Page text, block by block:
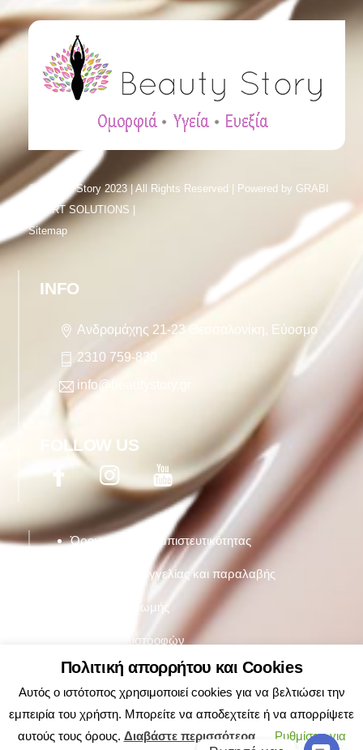
© Beauty Story 2023 | All Rights Reserved | Powered by GRABI
SMART SOLUTIONS |
Sitemap
INFO
Ανδρομάχης 21-23 Θεσσαλονίκη, Εύοσμο
2310 759-830
info@beautystory.gr
FOLLOW US
Facebook Twitter YouTube
Όροι χρήσης & εμπιστευτικότητας
Τρόποι παραργγελίας και παραλαβής
Τρόποι πληρωμής
Πολιτική επιστροφών
Πολιτική απορρήτου και Cookies
Αυτός ο ιστότοπος χρησιμοποιεί cookies για να βελτιώσει την
εμπειρία του χρήστη. Μπορείτε να αποδεχτείτε ή να απορρίψετε
αυτούς τους όρους. Διαβάστε περισσότερα Ρυθμίσεις για